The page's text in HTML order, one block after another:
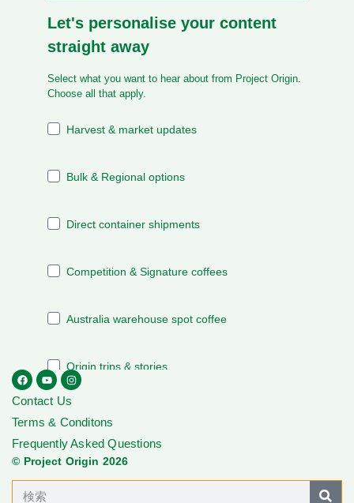
Contact Us
Terms & Conditons
Frequently Asked Questions
© Project Origin 2026